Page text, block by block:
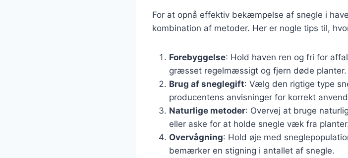
For at opnå effektiv bekæmpelse af snegle i
kombination af metoder. Her er nogle tips til,
Forebyggelse: Hold haven ren og fri for
græsset regelmæssigt og fjern døde planter.
Brug af sneglegift: Vælg den rigtige type
producentens anvisninger for korrekt
Naturlige metoder: Overvej at bruge
eller aske for at holde snegle væk fra
Overvågning: Hold øje med
bemærker en stigning i antallet af snegle.